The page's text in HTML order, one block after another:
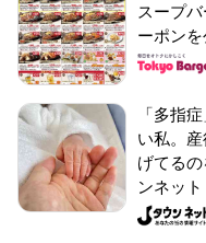
スープ
ーポン
「多指
い私。
げてる
ンネット